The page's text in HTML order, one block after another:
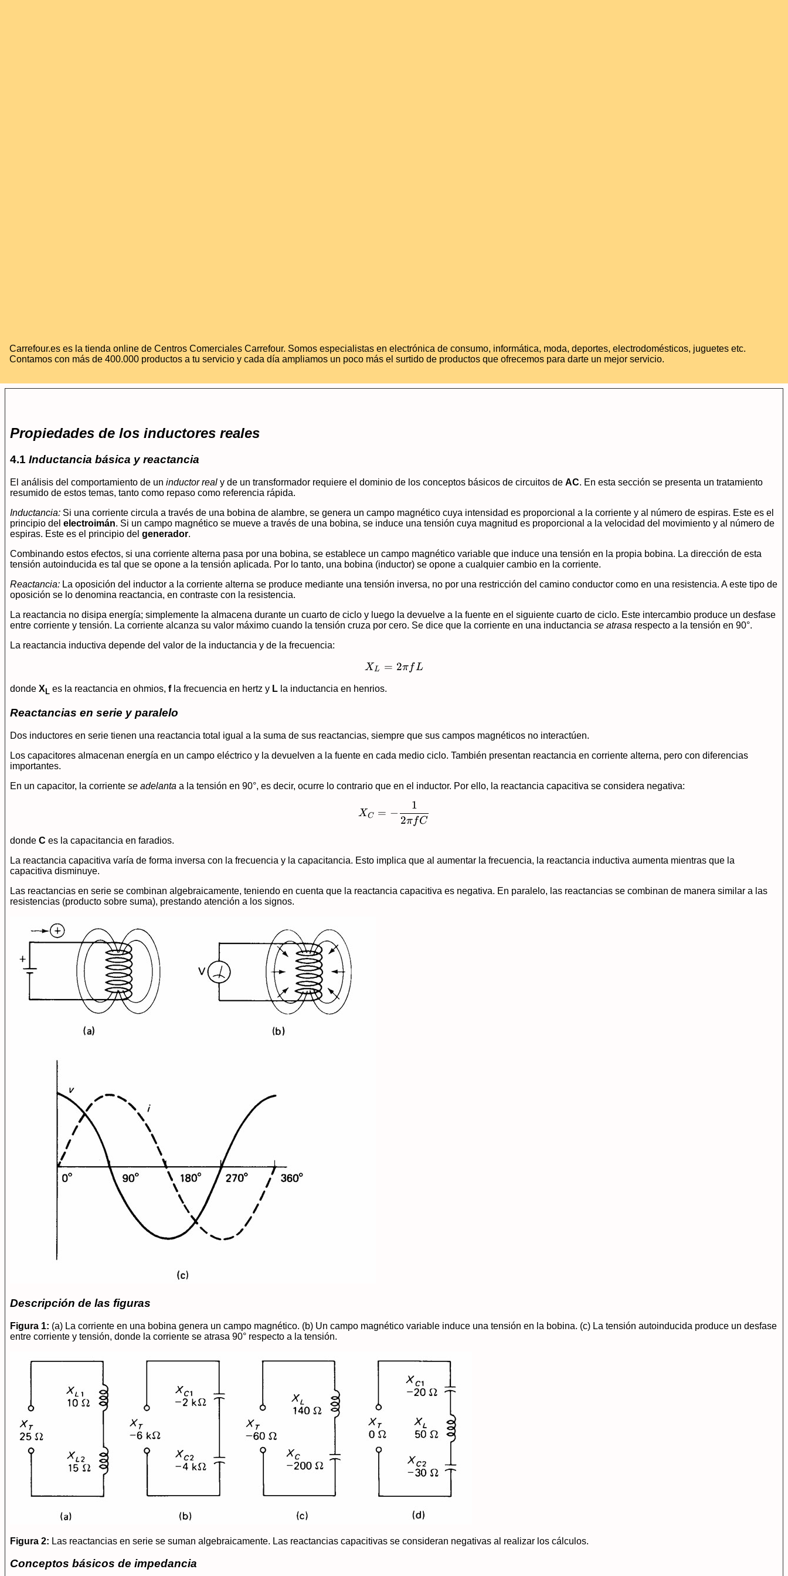
Carrefour.es es la tienda online de Centros Comerciales Carrefour. Somos especialistas en electrónica de consumo, informática, moda, deportes, electrodomésticos, juguetes etc.
Contamos con más de 400.000 productos a tu servicio y cada día ampliamos un poco más el surtido de productos que ofrecemos para darte un mejor servicio.
Propiedades de los inductores reales
4.1 Inductancia básica y reactancia
El análisis del comportamiento de un inductor real y de un transformador requiere el dominio de los conceptos básicos de circuitos de AC. En esta sección se presenta un tratamiento
resumido de estos temas, tanto como repaso como referencia rápida.
Inductancia: Si una corriente circula a través de una bobina de alambre, se genera un campo magnético cuya intensidad es proporcional a la corriente y al número de espiras. Este es el
principio del electroimán. Si un campo magnético se mueve a través de una bobina, se induce una tensión cuya magnitud es proporcional a la velocidad del movimiento y al número de
espiras. Este es el principio del generador.
Combinando estos efectos, si una corriente alterna pasa por una bobina, se establece un campo magnético variable que induce una tensión en la propia bobina. La dirección de esta
tensión autoinducida es tal que se opone a la tensión aplicada. Por lo tanto, una bobina (inductor) se opone a cualquier cambio en la corriente.
Reactancia: La oposición del inductor a la corriente alterna se produce mediante una tensión inversa, no por una restricción del camino conductor como en una resistencia. A este tipo de
oposición se lo denomina reactancia, en contraste con la resistencia.
La reactancia no disipa energía; simplemente la almacena durante un cuarto de ciclo y luego la devuelve a la fuente en el siguiente cuarto de ciclo. Este intercambio produce un desfase
entre corriente y tensión. La corriente alcanza su valor máximo cuando la tensión cruza por cero. Se dice que la corriente en una inductancia se atrasa respecto a la tensión en 90°.
La reactancia inductiva depende del valor de la inductancia y de la frecuencia:
X_L = 2\pi f L
XL = 2πf L
donde XL es la reactancia en ohmios, fla frecuencia en hertz y L la inductancia en henrios.
Reactancias en serie y paralelo
Dos inductores en serie tienen una reactancia total igual a la suma de sus reactancias, siempre que sus campos magnéticos no interactúen.
Los capacitores almacenan energía en un campo eléctrico y la devuelven a la fuente en cada medio ciclo. También presentan reactancia en corriente alterna, pero con diferencias
importantes.
En un capacitor, la corriente se adelanta a la tensión en 90°, es decir, ocurre lo contrario que en el inductor. Por ello, la reactancia capacitiva se considera negativa:
X_C = -\frac{1}{2\pi f C}
XC = −
2πfC
1
donde C es la capacitancia en faradios.
La reactancia capacitiva varía de forma inversa con la frecuencia y la capacitancia. Esto implica que al aumentar la frecuencia, la reactancia inductiva aumenta mientras que la
capacitiva disminuye.
Las reactancias en serie se combinan algebraicamente, teniendo en cuenta que la reactancia capacitiva es negativa. En paralelo, las reactancias se combinan de manera similar a las
resistencias (producto sobre suma), prestando atención a los signos.
Descripción de las figuras
Figura 1: (a) La corriente en una bobina genera un campo magnético. (b) Un campo magnético variable induce una tensión en la bobina. (c) La tensión autoinducida produce un desfase
entre corriente y tensión, donde la corriente se atrasa 90° respecto a la tensión.
Figura 2: Las reactancias en serie se suman algebraicamente. Las reactancias capacitivas se consideran negativas al realizar los cálculos.
Conceptos básicos de impedancia